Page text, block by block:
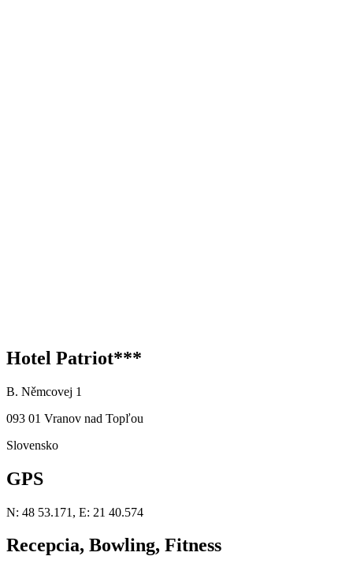
Hotel Patriot***
B. Němcovej 1
093 01 Vranov nad Topľou
Slovensko
GPS
N: 48 53.171, E: 21 40.574
Recepcia, Bowling, Fitness